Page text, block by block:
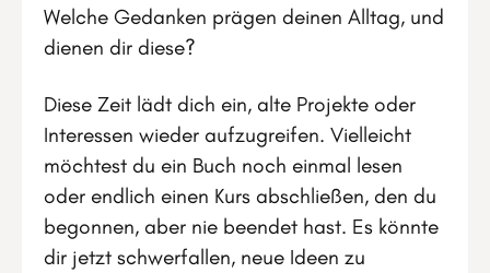
Welche Gedanken prägen deinen Alltag, und
dienen dir diese?
Diese Zeit lädt dich ein, alte Projekte oder
Interessen wieder aufzugreifen. Vielleicht
möchtest du ein Buch noch einmal lesen
oder endlich einen Kurs abschließen, den du
begonnen, aber nie beendet hast. Es könnte
dir jetzt schwerfallen, neue Ideen zu